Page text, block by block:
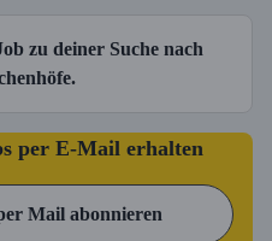
zu deiner Suche nach
.
per E-Mail erhalten
Mail abonnieren